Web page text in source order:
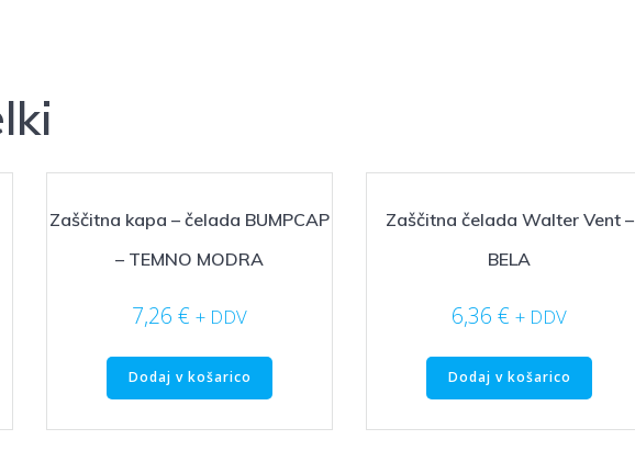
Zaščitna kapa – čelada BUMPCAP
– TEMNO MODRA
7,26 € + DDV
Dodaj v košarico
Zaščitna čelada Walter Vent –
BELA
6,36 € + DDV
Dodaj v košarico